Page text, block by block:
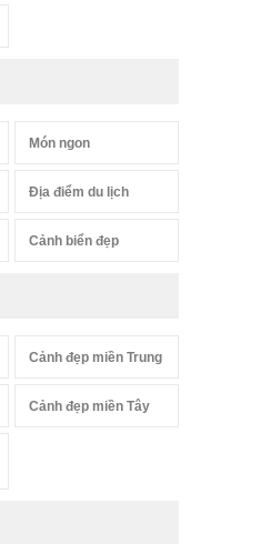
Món ngon
Địa điểm du lịch
Cảnh biển đẹp
Cảnh đẹp miền Trung
Cảnh đẹp miền Tây